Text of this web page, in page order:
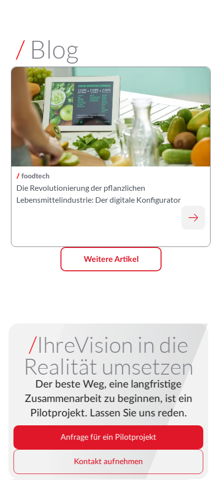
/ Blog
/ foodtech
Die Revolutionierung der pflanzlichen
Lebensmittelindustrie: Der digitale Konfigurator
Weitere Artikel
IhreVision in die
Realität umsetzen
Der beste Weg, eine langfristige
Zusammenarbeit zu beginnen, ist ein
Pilotprojekt. Lassen Sie uns reden.
Anfrage für ein Pilotprojekt
Kontakt aufnehmen